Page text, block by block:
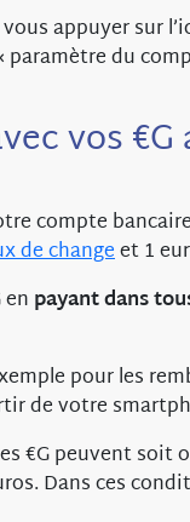
appuyer sur
du
vos
compte
de changeet 1
payant dans
pour les
de votre
€G peuvent soit
Dans ces